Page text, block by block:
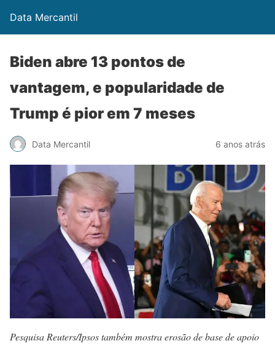
Data Mercantil
Biden abre 13 pontos de
vantagem, e popularidade de
Trump é pior em 7 meses
Data Mercantil 6 anos atrás
Pesquisa Reuters/Ipsos também mostra erosão de base de apoio